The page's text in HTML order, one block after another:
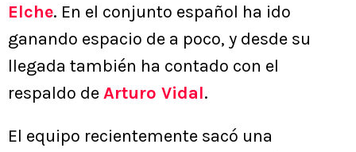
Elche. En el conjunto español ha ido
ganando espacio de a poco, y desde su
llegada también ha contado con el
respaldo deArturo Vidal.
El equipo recientemente sacó una